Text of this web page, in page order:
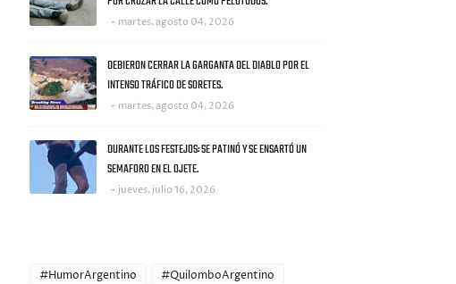
martes, agosto 04, 2026
DEBIERON CERRAR LA GARGANTA DEL DIABLO POR EL
INTENSO TRÁFICO DE SORETES.
martes, agosto 04, 2026
DURANTE LOS FESTEJOS: SE PATINÓ Y SE ENSARTÓ UN
SEMAFORO EN EL OJETE.
jueves, julio 16, 2026
#HumorArgentino
#QuilomboArgentino